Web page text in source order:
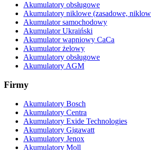
Akumulatory obsługowe
Akumulatory niklowe (zasadowe,
Akumulator samochodowy
Akumulator Ukraiński
Akumulator wapniowy CaCa
Akumulator żelowy
Akumulatory obsługowe
Akumulatory AGM
Firmy
Akumulatory Bosch
Akumulatory Centra
Akumulatory Exide Technologies
Akumulatory Gigawatt
Akumulatory Jenox
Akumulatory Moll